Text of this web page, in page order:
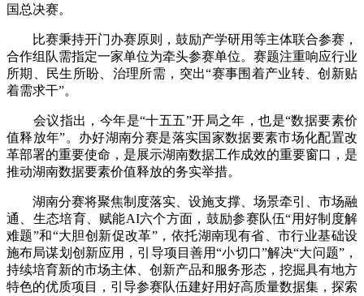
国总决赛。
比赛秉持开门办赛原则，鼓励产学研用等主体联合参赛，
合作组队需指定一家单位为牵头参赛单位。赛题注重响应行业
所期、民生所盼、治理所需，突出“赛事围着产业转、创新贴
着需求干”。
会议指出，今年是“十五五”开局之年，也是“数据要素价
值释放年”。办好湖南分赛是落实国家数据要素市场化配置改
革部署的重要使命，是展示湖南数据工作成效的重要窗口，是
推动湖南数据要素价值释放的务实举措。
湖南分赛将聚焦制度落实、设施支撑、场景牵引、市场融
通、生态培育、赋能AI六个方面，鼓励参赛队伍“用好制度解
难题”和“大胆创新促改革”，依托湖南现有省、市行业基础设
施布局谋划创新应用，引导项目善用“小切口”解决“大问题”，
持续培育新的市场主体、创新产品和服务形态，挖掘具有地方
特色的优质项目，引导参赛队伍建好用好高质量数据集，探索